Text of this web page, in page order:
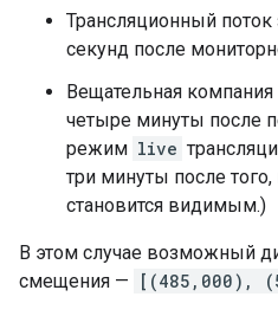
Трансляционный
секунд после
Вещательная компания
четыре минуты после
режим live
три минуты после
становится видимым.)
В этом случае возможный
смещения —
[(485,000),